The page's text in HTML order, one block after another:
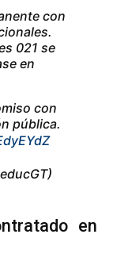
con
021 se
en
con
pública.
en